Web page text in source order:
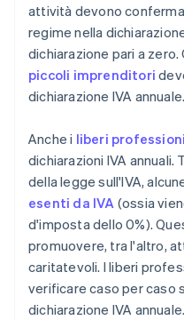
attività devono
regime nella
dichiarazione pari a
piccoli imprenditori
dichiarazione IVA annuale.
Anche i liberi
dichiarazioni IVA
della legge sull'IVA,
esenti da IVA (ossia
d'imposta dello 0%).
promuovere, tra l'altro,
caritatevoli. I liberi
verificare caso per caso
dichiarazione IVA annuale.